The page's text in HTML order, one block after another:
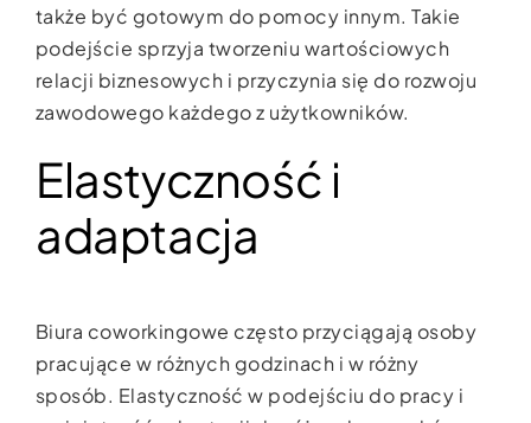
także być gotowym do pomocy innym. Takie
podejście sprzyja tworzeniu wartościowych
relacji biznesowych i przyczynia się do rozwoju
zawodowego każdego z użytkowników.
Elastyczność i
adaptacja
Biura coworkingowe często przyciągają osoby
pracujące w różnych godzinach i w różny
sposób. Elastyczność w podejściu do pracy i